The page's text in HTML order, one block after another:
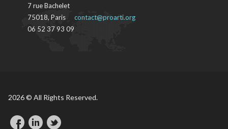
7 rue Bachelet
75018, Paris
06 52 37 93 09
contact@proarti.org
2026 © All Rights Reserved.